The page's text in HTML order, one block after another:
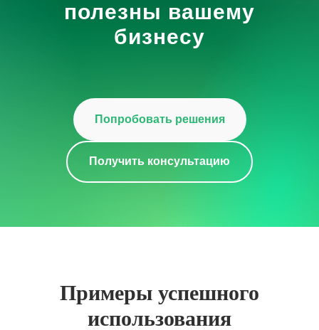
полезны вашему
бизнесу
Попробовать решения
Получить консультацию
Примеры успешного
использования